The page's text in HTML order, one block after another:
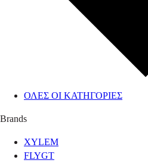
ΟΛΕΣ ΟΙ ΚΑΤΗΓΟΡΙΕΣ
Brands
XYLEM
FLYGT